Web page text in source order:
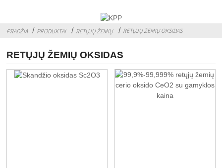
PRADŽIA PRODUKTAI RETŲJŲ ŽEMIŲ RETŲJŲ ŽEMIŲ OKSIDAS
RETŲJŲ ŽEMIŲ OKSIDAS